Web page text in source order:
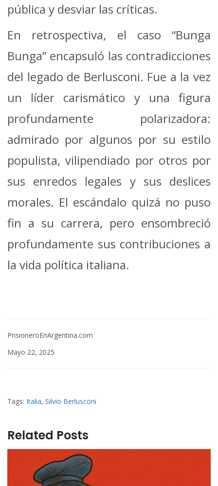
pública y desviar las críticas.
En retrospectiva, el caso “Bunga
Bunga” encapsuló las contradicciones
del legado de Berlusconi. Fue a la vez
un líder carismático y una figura
profundamente polarizadora:
admirado por algunos por su estilo
populista, vilipendiado por otros por
sus enredos legales y sus deslices
morales. El escándalo quizá no puso
fin a su carrera, pero ensombreció
profundamente sus contribuciones a
la vida política italiana.
PrisioneroEnArgentina.com
Mayo 22, 2025
Tags: Italia, Silvio Berlusconi
Related Posts